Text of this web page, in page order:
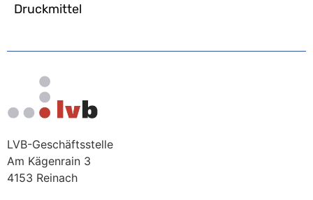
Druckmittel
LVB-Geschäftsstelle
Am Kägenrain 3
4153 Reinach